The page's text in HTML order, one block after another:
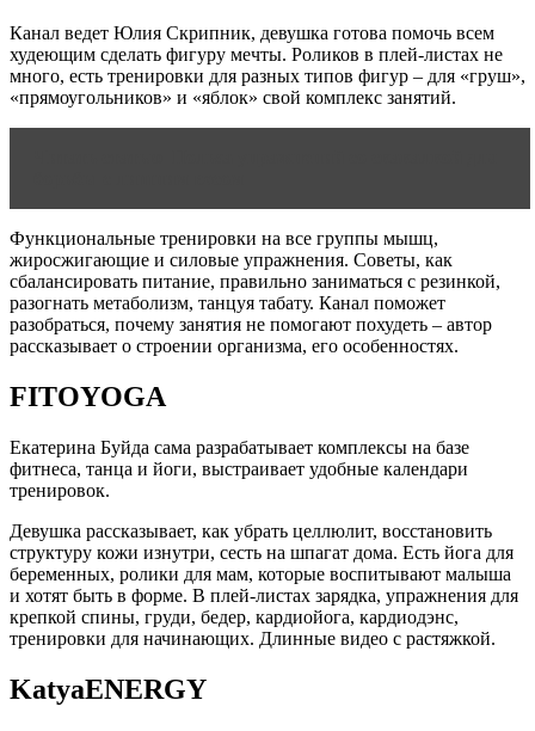
Канал ведет Юлия Скрипник, девушка готова помочь всем
худеющим сделать фигуру мечты. Роликов в плей-листах не
много, есть тренировки для разных типов фигур – для «груш»,
«прямоугольников» и «яблок» свой комплекс занятий.
Функциональные тренировки на все группы мышц,
жиросжигающие и силовые упражнения. Советы, как
сбалансировать питание, правильно заниматься с резинкой,
разогнать метаболизм, танцуя табату. Канал поможет
разобраться, почему занятия не помогают похудеть – автор
рассказывает о строении организма, его особенностях.
FITOYOGA
Екатерина Буйда сама разрабатывает комплексы на базе
фитнеса, танца и йоги, выстраивает удобные календари
тренировок.
Девушка рассказывает, как убрать целлюлит, восстановить
структуру кожи изнутри, сесть на шпагат дома. Есть йога для
беременных, ролики для мам, которые воспитывают малыша
и хотят быть в форме. В плей-листах зарядка, упражнения для
крепкой спины, груди, бедер, кардиойога, кардиодэнс,
тренировки для начинающих. Длинные видео с растяжкой.
KatyaENERGY